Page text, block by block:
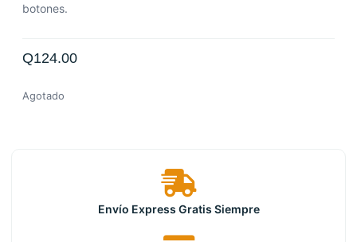
botones.
Q124.00
Agotado
Envío Express Gratis Siempre